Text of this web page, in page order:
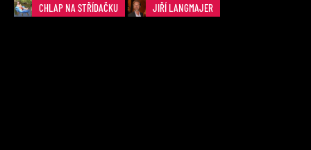
CHLAP NA STŘÍDAČKU JIŘÍ LANGMAJER